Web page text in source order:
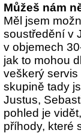
Můžeš nám
Měl jsem
soustředění v
v objemech
jak to mohou
veškerý
skupině tady
Justus,
pohled je
příhody, které